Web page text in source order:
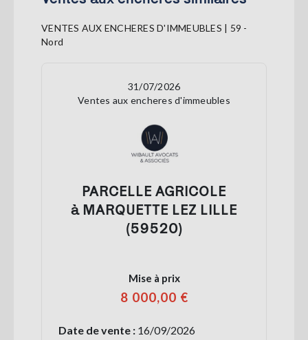
VENTES AUX ENCHERES D'IMMEUBLES | 59 -
Nord
31/07/2026
Ventes aux encheres d'immeubles
PARCELLE AGRICOLE
à MARQUETTE LEZ LILLE
(59520)
Mise à prix
8 000,00 €
Date de vente : 16/09/2026